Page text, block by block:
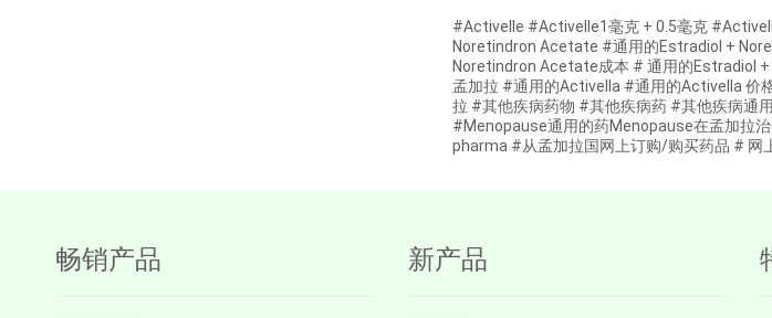
#Activelle #Activelle1毫克 + 0.5毫克
Noretindron Acetate #通用的Estradiol +
Noretindron Acetate成本 # 通用的Estradiol
孟加拉 #通用的Activella #通用的Activella 价
拉 #其他疾病药物 #其他疾病药 #其他疾病通
#Menopause通用的药Menopause在孟加拉
pharma #从孟加拉国网上订购/购买药品 # 网
畅销产品 新产品